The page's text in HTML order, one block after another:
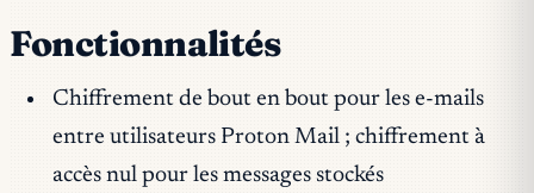
Fonctionnalités
Chiffrement de bout en bout pour les e-mails
entre utilisateurs Proton Mail ; chiffrement à
accès nul pour les messages stockés